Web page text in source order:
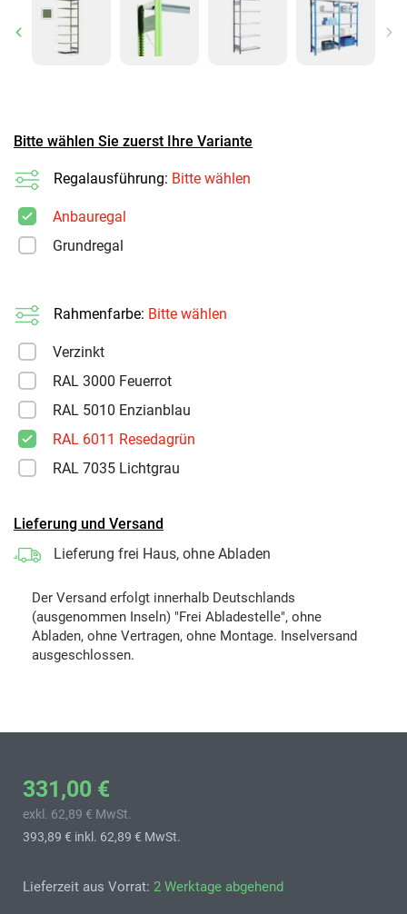
Previous
Bitte wählen Sie zuerst Ihre Variante
Regalausführung: Bitte wählen
Anbauregal
Grundregal
Rahmenfarbe: Bitte wählen
Verzinkt
RAL 3000 Feuerrot
RAL 5010 Enzianblau
RAL 6011 Resedagrün
RAL 7035 Lichtgrau
Lieferung und Versand
Lieferung frei Haus, ohne Abladen
Der Versand erfolgt innerhalb Deutschlands
(ausgenommen Inseln) "Frei Abladestelle", ohne
Abladen, ohne Vertragen, ohne Montage. Inselversand
ausgeschlossen.
331,00 €
exkl. 62,89 € MwSt.
393,89 € inkl. 62,89 € MwSt.
Lieferzeit aus Vorrat: 2 Werktage abgehend